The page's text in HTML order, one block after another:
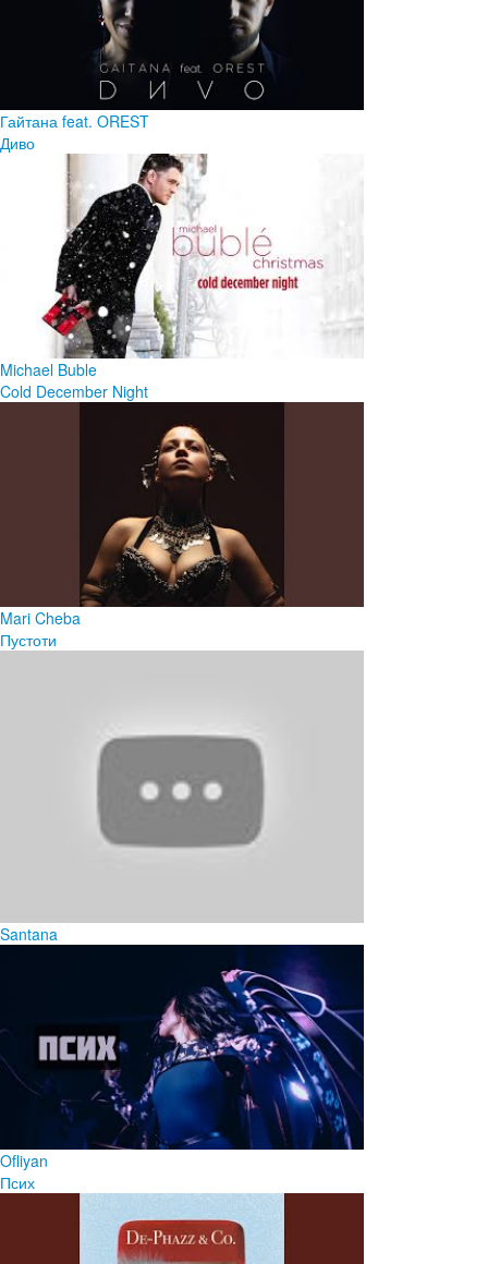
Гайтана feat. OREST
Диво
Michael Buble
Cold December Night
Mari Cheba
Пустоти
Santana
Ofliyan
Псих